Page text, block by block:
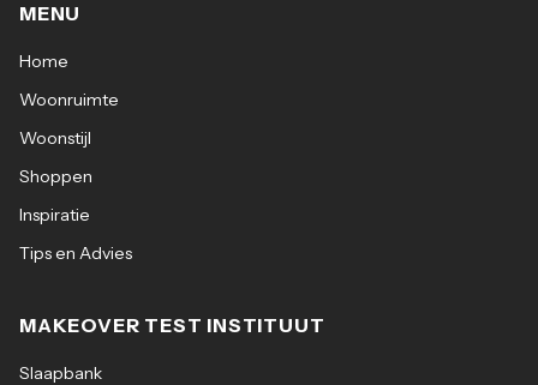
MENU
Home
Woonruimte
Woonstijl
Shoppen
Inspiratie
Tips en Advies
MAKEOVER TEST INSTITUUT
Slaapbank